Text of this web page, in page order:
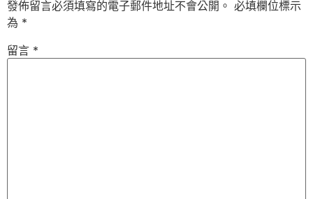
發佈留言必須填寫的電子郵件地址不會公開。 必填欄位標示
為 *
留言 *